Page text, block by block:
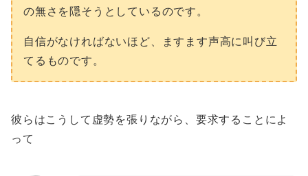
の無さを隠そうとしているのです。
自信がなければないほど、ますます声高に叫び立
てるものです。
彼らはこうして虚勢を張りながら、要求することによ
って